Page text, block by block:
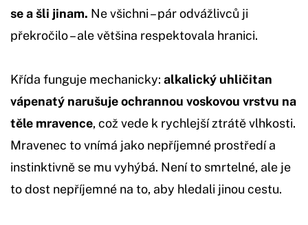
se a šli jinam. Ne všichni – pár odvážlivců ji
překročilo – ale většina respektovala hranici.
Křída funguje mechanicky: alkalický uhličitan
vápenatý narušuje ochrannou voskovou vrstvu na
těle mravence, což vede k rychlejší ztrátě vlhkosti.
Mravenec to vnímá jako nepříjemné prostředí a
instinktivně se mu vyhýbá. Není to smrtelné, ale je
to dost nepříjemné na to, aby hledali jinou cestu.